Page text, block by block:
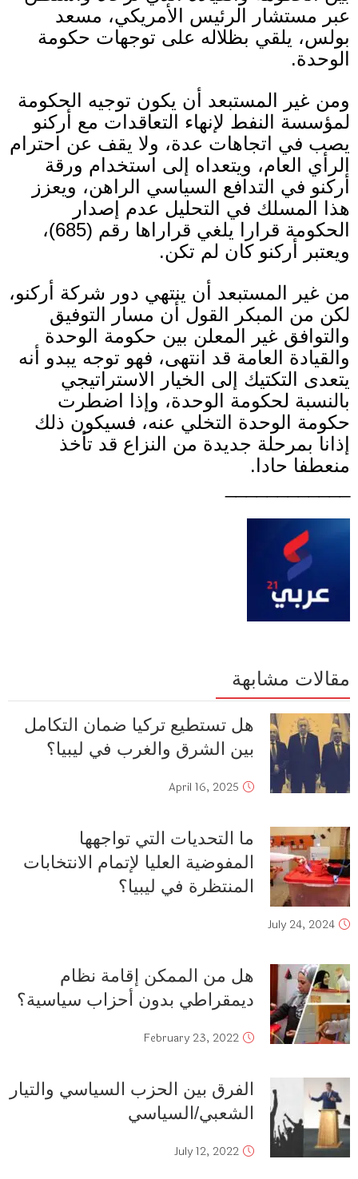
عبر مستشار الرئيس الأمريكي، مسعد
بولس، يلقي بظلاله على توجهات حكومة
الوحدة.
ومن غير المستبعد أن يكون توجيه الحكومة
لمؤسسة النفط لإنهاء التعاقدات مع أركنو
يصب في اتجاهات عدة، ولا يقف عن احترام
الرأي العام، ويتعداه إلى استخدام ورقة
أركنو في التدافع السياسي الراهن، ويعزز
هذا المسلك في التحليل عدم إصدار
الحكومة قرارا يلغي قراراها رقم (685)
،
ويعتبر أركنو كان لم تكن.
من غير المستبعد أن ينتهي دور شركة أركنو،
لكن من المبكر القول أن مسار التوفيق
والتوافق غير المعلن بين حكومة الوحدة
والقيادة العامة قد انتهى، فهو توجه يبدو أنه
يتعدى التكتيك إلى الخيار الاستراتيجي
بالنسبة لحكومة الوحدة، وإذا اضطرت
حكومة الوحدة التخلي عنه، فسيكون ذلك
إذانا بمرحلة جديدة من النزاع قد تأخذ
منعطفا حادا.
مقالات مشابهة
هل تستطيع تركيا ضمان التكامل
بين الشرق والغرب في ليبيا؟
April 16, 2025
ما التحديات التي تواجهها
المفوضية العليا لإتمام الانتخابات
المنتظرة في ليبيا؟
July 24, 2024
هل من الممكن إقامة نظام
ديمقراطي بدون أحزاب سياسية؟
February 23, 2022
الفرق بين الحزب السياسي والتيار
الشعبي/السياسي
July 12, 2022